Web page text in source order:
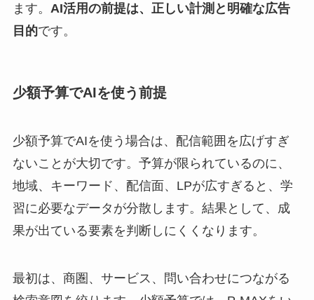
ます。 AI活用の前提は、正しい計測と明確な広告
目的です。
少額予算でAIを使う前提
少額予算でAIを使う場合は、配信範囲を広げすぎ
ないことが大切です。予算が限られているのに、
地域、キーワード、配信面、LPが広すぎると、学
習に必要なデータが分散します。結果として、成
果が出ている要素を判断しにくくなります。
最初は、商圏、サービス、問い合わせにつながる